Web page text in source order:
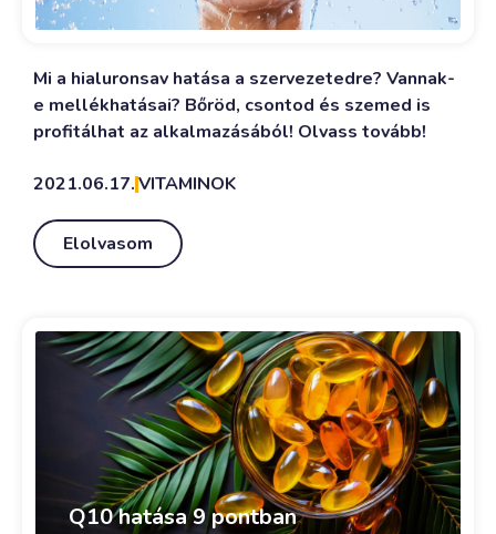
Mi a hialuronsav hatása a szervezetedre? Vannak-
e mellékhatásai? Bőröd, csontod és szemed is
profitálhat az alkalmazásából! Olvass tovább!
2021.06.17.VITAMINOK
Elolvasom
Q10 hatása 9 pontban